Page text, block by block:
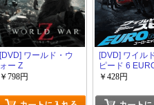
[DVD] ワールド・ウ
ォー Z
￥798円
[DVD] ワイル
ピード 6
MISSION
￥428円